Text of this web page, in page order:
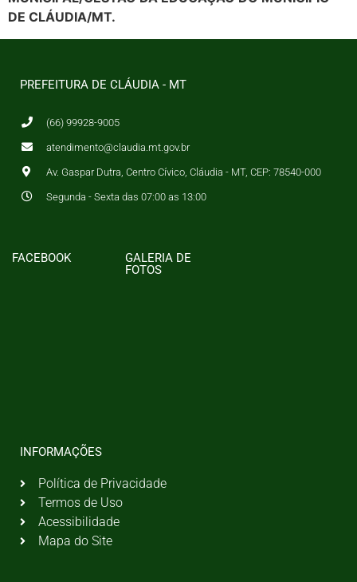
DE CLÁUDIA/MT.
PREFEITURA DE CLÁUDIA - MT
(66) 99928-9005
atendimento@claudia.mt.gov.br
Av. Gaspar Dutra, Centro Cívico, Cláudia - MT, CEP: 78540-000
Segunda - Sexta das 07:00 as 13:00
FACEBOOK
GALERIA DE
FOTOS
INFORMAÇÕES
Política de Privacidade
Termos de Uso
Acessibilidade
Mapa do Site